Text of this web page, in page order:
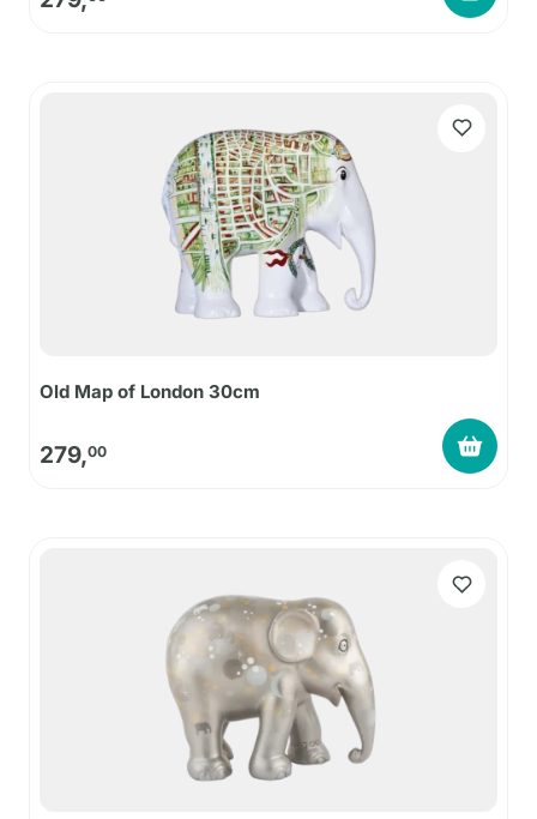
Old Map of London 30cm
279,00